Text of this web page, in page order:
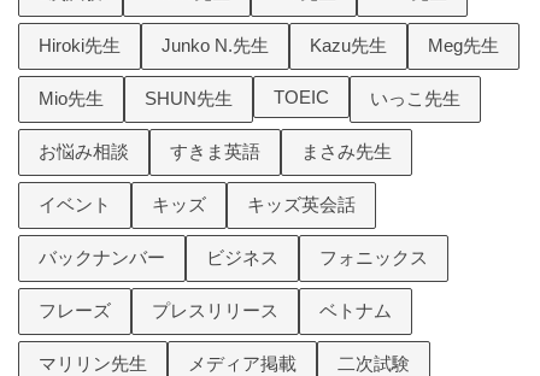
Hiroki先生 Junko N.先生 Kazu先生 Meg先生
Mio先生 SHUN先生 TOEIC いっこ先生
お悩み相談 すきま英語 まさみ先生
イベント キッズ キッズ英会話
バックナンバー ビジネス フォニックス
フレーズ プレスリリース ベトナム
マリリン先生 メディア掲載 二次試験